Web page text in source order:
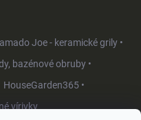
Joe - keramické grily •
bazénové obruby •
HouseGarden365 •
vírivky